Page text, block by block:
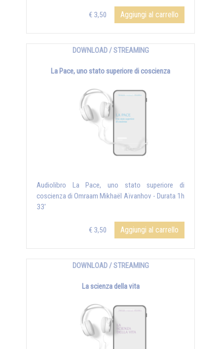
€ 3,50 Aggiungi al carrello
DOWNLOAD / STREAMING
La Pace, uno stato superiore di coscienza
Audiolibro La Pace, uno stato superiore di
coscienza di Omraam Mikhaël Aïvanhov - Durata 1h
33'
€ 3,50 Aggiungi al carrello
DOWNLOAD / STREAMING
La scienza della vita